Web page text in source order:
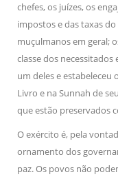
chefes, os juízes, os
impostos e das taxas
muçulmanos em geral;
classe dos
um deles e estabeleceu
Livro e na Sunnah de
que estão preservados
O exército é, pela
ornamento dos
paz. Os povos não